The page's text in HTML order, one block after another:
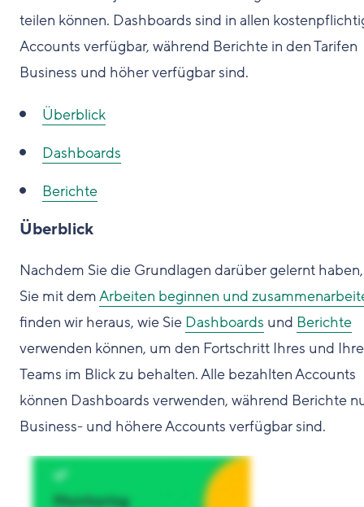
teilen können. Dashboards sind in allen
Accounts verfügbar, während Berichte in den Tarifen
Business und höher verfügbar sind.
Überblick
Dashboards
Berichte
Überblick
Nachdem Sie die Grundlagen darüber gelernt
Sie mit demArbeiten beginnen und
finden wir heraus, wie Sie Dashboards und Berichte
verwenden können, um den Fortschritt Ihres und
Teams im Blick zu behalten. Alle bezahlten Accounts
können Dashboards verwenden, während Berichte
Business- und höhere Accounts verfügbar sind.